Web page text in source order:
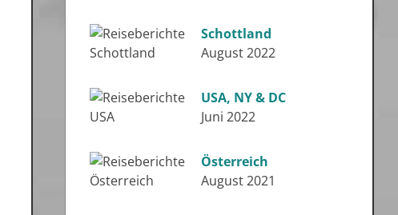
Schottland
August 2022
USA, NY & DC
Juni 2022
Österreich
August 2021